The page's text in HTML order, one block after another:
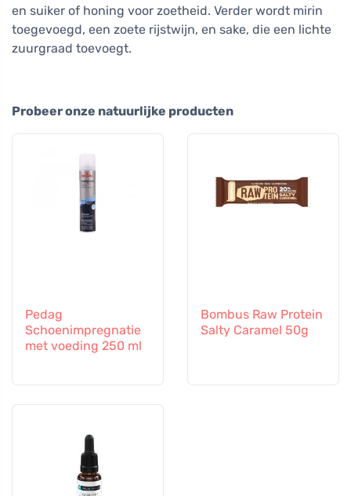
en suiker of honing voor zoetheid. Verder wordt mirin
toegevoegd, een zoete rijstwijn, en sake, die een lichte
zuurgraad toevoegt.
Probeer onze natuurlijke producten
Pedag
Schoenimpregnatie
met voeding 250 ml
Bombus Raw Protein
Salty Caramel 50g